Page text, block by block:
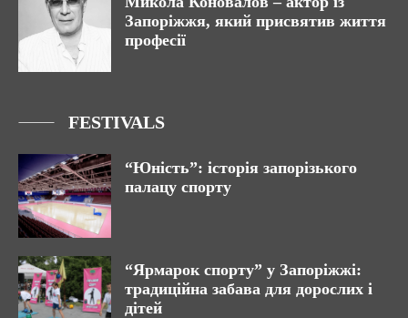
Запоріжжя, який присвятив життя
професії
FESTIVALS
“Юність”: історія запорізького
палацу спорту
“Ярмарок спорту” у Запоріжжі:
традиційна забава для дорослих і
дітей